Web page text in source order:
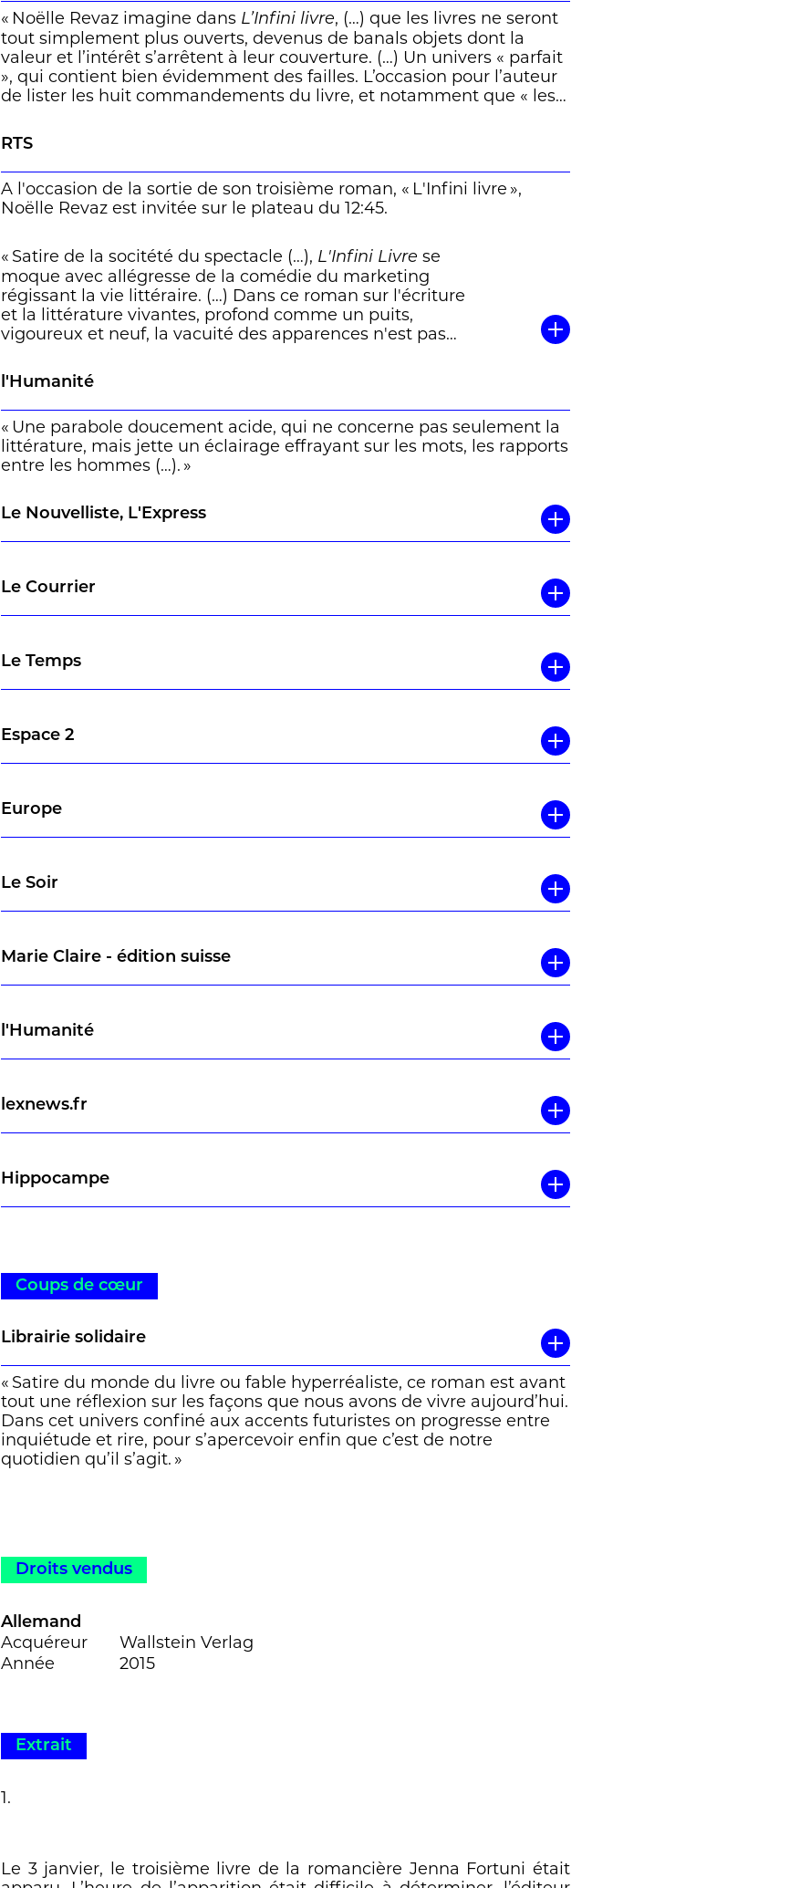
« Noëlle Revaz imagine dans L’Infini livre, (…) que les livres ne seront
tout simplement plus ouverts, devenus de banals objets dont la
valeur et l’intérêt s’arrêtent à leur couverture. (…) Un univers « parfait
», qui contient bien évidemment des failles. L’occasion pour l’auteur
de lister les huit commandements du livre, et notamment que « les
rappel salutaire. » Jacques Lindecker
RTS
A l'occasion de la sortie de son troisième roman, « L'Infini livre »,
Noëlle Revaz est invitée sur le plateau du 12:45.
« Satire de la socitété du spectacle (…), L'Infini Livre se
moque avec allégresse de la comédie du marketing
régissant la vie littéraire. (…) Dans ce roman sur l'écriture
et la littérature vivantes, profond comme un puits,
vigoureux et neuf, la vacuité des apparences n'est pas
leurs pouvoirs. Tout n'est pas dit. » (Jérôme Meizoz)
l'Humanité
« Une parabole doucement acide, qui ne concerne pas seulement la
littérature, mais jette un éclairage effrayant sur les mots, les rapports
entre les hommes (…). »
Le Nouvelliste, L'Express
Le Courrier
Le Temps
Espace 2
Europe
Le Soir
Marie Claire - édition suisse
l'Humanité
lexnews.fr
Hippocampe
Coups de cœur
Librairie solidaire
« Satire du monde du livre ou fable hyperréaliste, ce roman est avant
tout une réflexion sur les façons que nous avons de vivre aujourd’hui.
Dans cet univers confiné aux accents futuristes on progresse entre
inquiétude et rire, pour s’apercevoir enfin que c’est de notre
quotidien qu’il s’agit. »
Droits vendus
Allemand
Acquéreur
Wallstein Verlag
Année
2015
Extrait
1.
Le 3 janvier, le troisième livre de la romancière Jenna Fortuni était